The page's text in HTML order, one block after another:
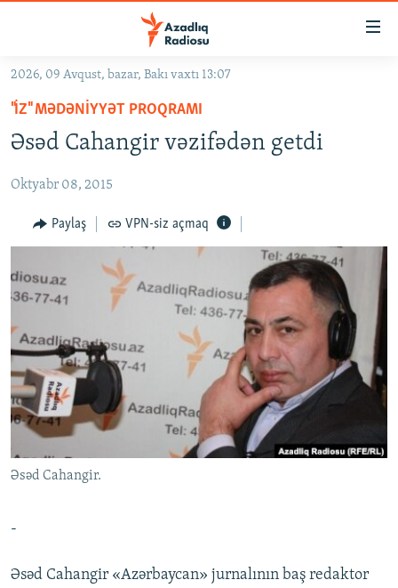
Əsas
qayıt
Əsas
qayıt
GÜNDƏM
#İZAHLA
KORRUPSIOMETR
#ƏSLINDƏ
FƏRQƏ BAX
QANUNI DOĞRU
ARAŞDIRMA
VIDEO
FOTOQALEREYA
İNFOQRAFIKA
RADIO ARXIV
OXU ZALI
AZƏRBAYCAN ƏDƏBIYYATI KITABXANASI
İZ - MƏDƏNIYYƏT PROQRAMI
HAQQIMIZDA
MISSIYAMIZ
PEŞƏ ETIKASI VƏ JURNALISTIKA STANDARTLARIMIZ
MATERIALLARIMIZDAN ISTIFADƏ
XƏBƏR BÜLLETENLƏRIMIZ
BIZI IZLƏ
2026, 09 Avqust, bazar, Bakı vaxtı 13:07
"İZ" MƏDƏNIYYƏT PROQRAMI
Əsəd Cahangir vəzifədən getdi
Oktyabr 08, 2015
Paylaş VPN-siz açmaq
Əsəd Cahangir.
-
Əsəd Cahangir «Azərbaycan» jurnalının baş redaktor